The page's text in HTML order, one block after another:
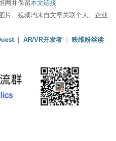
网并保留本文链接
片、视频均来自文章关联个人、企业
AR/VR开发者
映维粉丝读